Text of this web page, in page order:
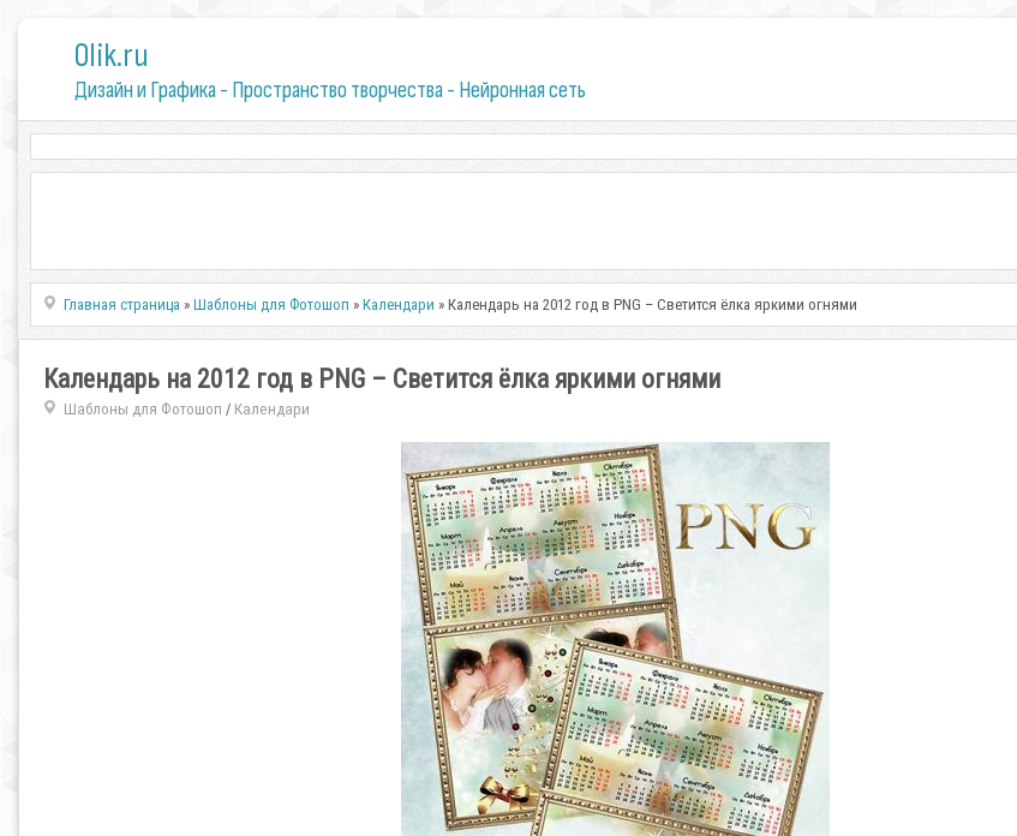
0lik.ru
Дизайн и Графика - Пространство творчества - Нейронная сеть
Главная страница »Шаблоны для Фотошоп »Календари » Календарь на 2012 год в PNG – Светится ёлка яркими огнями
Календарь на 2012 год в PNG – Светится ёлка яркими огнями
Шаблоны для Фотошоп / Календари